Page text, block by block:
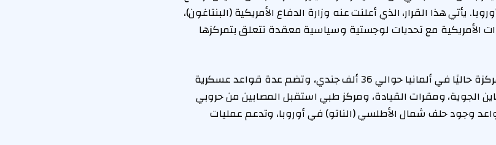
يأتي هذا القرار، الذي أعلنت عنه وزارة الدفاع الأمريكية (البنتاغون)،
الأمريكية مع تحديات لوجستية وسياسية معقدة تتعلق بتمركزها
يبلغ قوام القوات الأمريكية المتمركزة حاليًا في ألمانيا حوالي 36 ألف جندي، وتضم عدة قواعد عسكرية
الجوية، ومقرات القيادة، ومركز طبي استقبل المصابين من حروبي
وجود حلف شمال الأطلسي (الناتو) في أوروبا، وتدعم عمليات